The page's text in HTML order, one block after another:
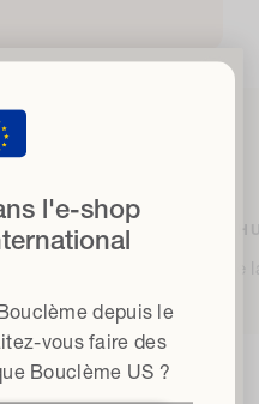
Renforce
l'e-shop
depuis le
vous faire des
Bouclème US ?
réduction
générales*.
réduction